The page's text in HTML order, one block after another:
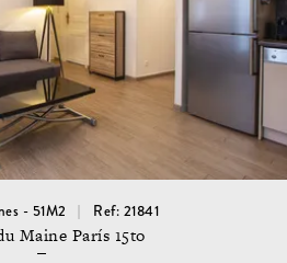
- 51M2 Ref: 21841
Maine París 15to